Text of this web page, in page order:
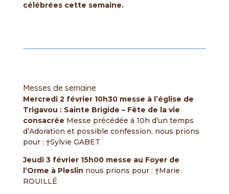
célébrées cette semaine.
Messes de semaine
Mercredi 2 février 10h30 messe à l’église de
Trigavou : Sainte Brigide – Fête de la vie
consacrée Messe précédée à 10h d’un temps
d’Adoration et possible confession. nous prions
pour : †Sylvie GABET
Jeudi 3 février 15h00 messe au Foyer de
l’Orme à Pleslin nous prions pour : †Marie
ROUILLÉ